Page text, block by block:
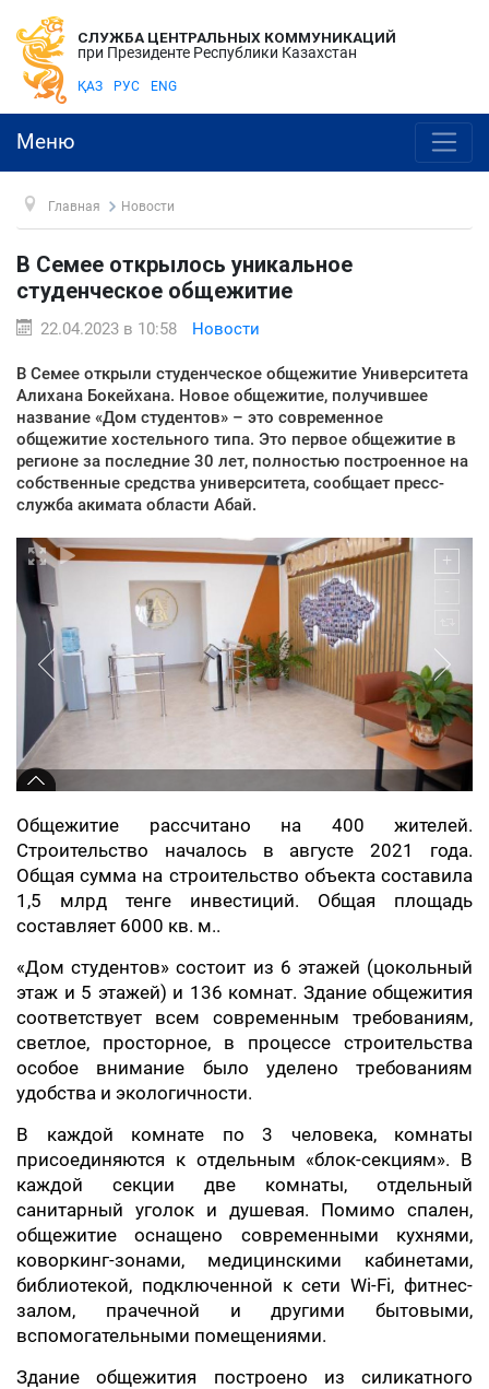
СЛУЖБА ЦЕНТРАЛЬНЫХ КОММУНИКАЦИЙ
при Президенте Республики Казахстан
ҚАЗ РУС ENG
Меню
Главная Новости
В Семее открылось уникальное
студенческое общежитие
22.04.2023 в 10:58 Новости
В Семее открыли студенческое общежитие Университета
Алихана Бокейхана. Новое общежитие, получившее
название «Дом студентов» – это современное
общежитие хостельного типа. Это первое общежитие в
регионе за последние 30 лет, полностью построенное на
собственные средства университета, сообщает пресс-
служба акимата области Абай.
Общежитие рассчитано на 400 жителей.
Строительство началось в августе 2021 года.
Общая сумма на строительство объекта составила
1,5 млрд тенге инвестиций. Общая площадь
составляет 6000 кв. м..
«Дом студентов» состоит из 6 этажей (цокольный
этаж и 5 этажей) и 136 комнат. Здание общежития
соответствует всем современным требованиям,
светлое, просторное, в процессе строительства
особое внимание было уделено требованиям
удобства и экологичности.
В каждой комнате по 3 человека, комнаты
присоединяются к отдельным «блок-секциям». В
каждой секции две комнаты, отдельный
санитарный уголок и душевая. Помимо спален,
общежитие оснащено современными кухнями,
коворкинг-зонами, медицинскими кабинетами,
библиотекой, подключенной к сети Wi-Fi, фитнес-
залом, прачечной и другими бытовыми,
вспомогательными помещениями.
️Здание общежития построено из силикатного